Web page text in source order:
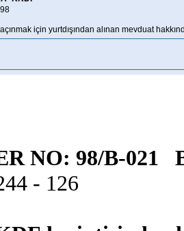
için yurtdışından alınan mevduat